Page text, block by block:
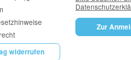
widerrufen
Zur